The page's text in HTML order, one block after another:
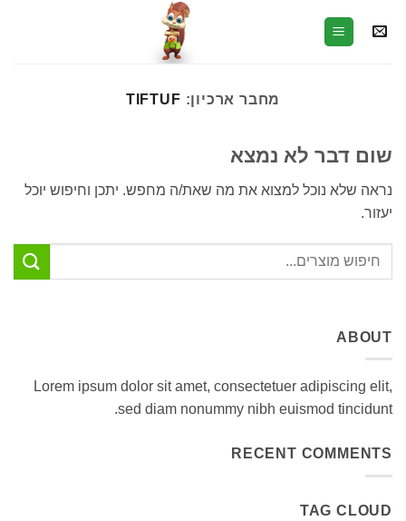
מחבר ארכיון: TIFTUF
שום דבר לא נמצא
נראה שלא נוכל למצוא את מה שאת/ה מחפש. יתכן וחיפוש יוכל
יעזור.
ABOUT
Lorem ipsum dolor sit amet, consectetuer adipiscing elit,
sed diam nonummy nibh euismod tincidunt.
RECENT COMMENTS
TAG CLOUD